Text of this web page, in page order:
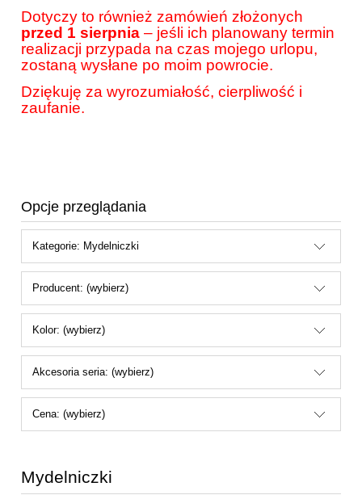
Dotyczy to również zamówień złożonych
przed 1 sierpnia – jeśli ich planowany termin
realizacji przypada na czas mojego urlopu,
zostaną wysłane po moim powrocie.
Dziękuję za wyrozumiałość, cierpliwość i
zaufanie.
Opcje przeglądania
Kategorie: Mydelniczki
Producent: (wybierz)
Kolor: (wybierz)
Akcesoria seria: (wybierz)
Cena: (wybierz)
Mydelniczki